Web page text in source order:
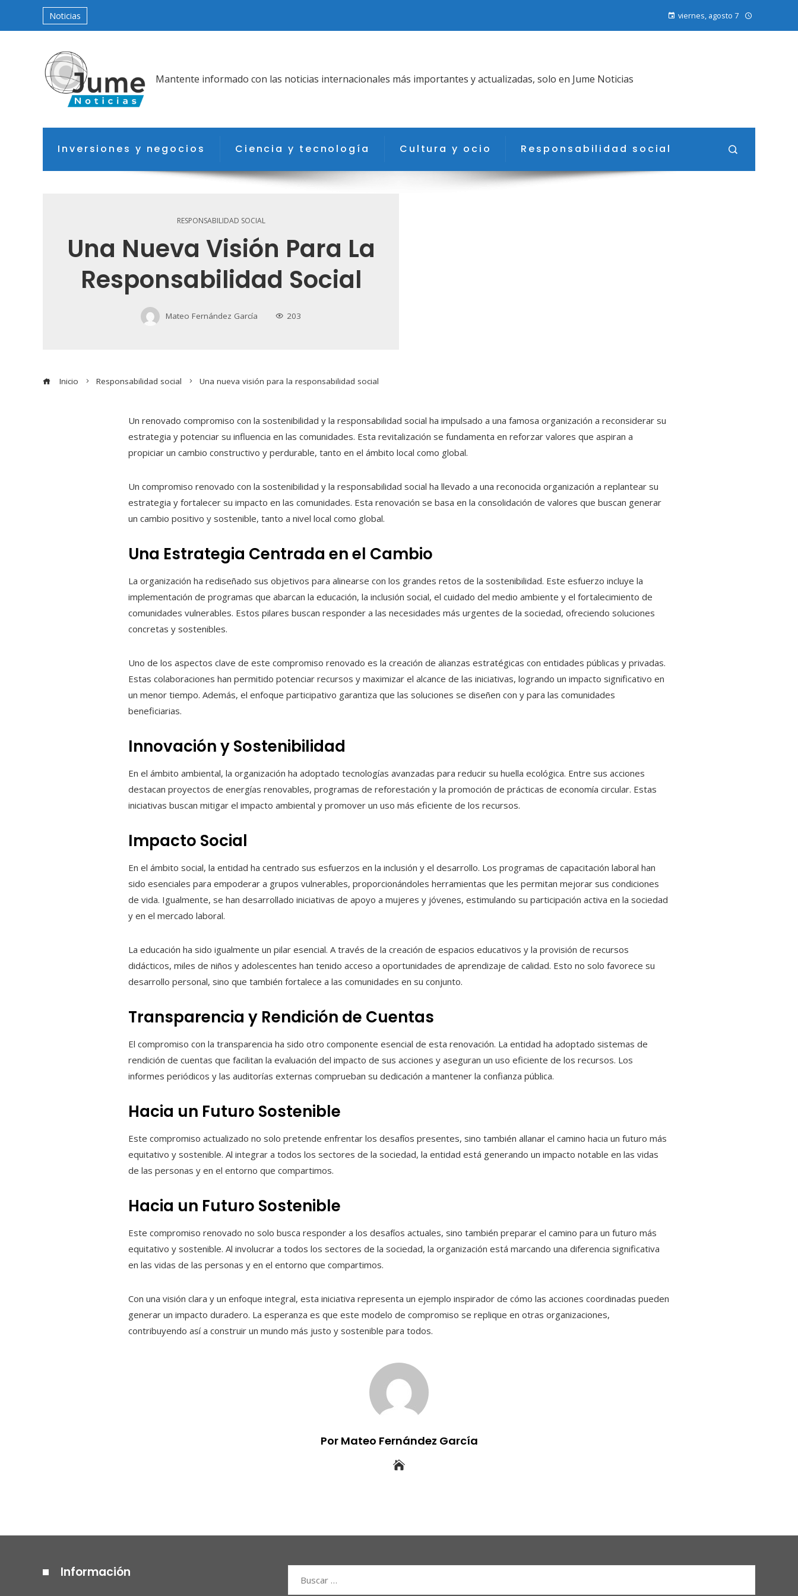
Noticias viernes, agosto 7
Mantente informado con las noticias internacionales más importantes y actualizadas, solo en Jume Noticias
Inversiones y negocios Ciencia y tecnología Cultura y ocio Responsabilidad social
RESPONSABILIDAD SOCIAL
Una Nueva Visión Para La
Responsabilidad Social
Mateo Fernández García 203
Inicio Responsabilidad social Una nueva visión para la responsabilidad social
Un renovado compromiso con la sostenibilidad y la responsabilidad social ha impulsado a una famosa organización a reconsiderar su
estrategia y potenciar su influencia en las comunidades. Esta revitalización se fundamenta en reforzar valores que aspiran a
propiciar un cambio constructivo y perdurable, tanto en el ámbito local como global.
Un compromiso renovado con la sostenibilidad y la responsabilidad social ha llevado a una reconocida organización a replantear su
estrategia y fortalecer su impacto en las comunidades. Esta renovación se basa en la consolidación de valores que buscan generar
un cambio positivo y sostenible, tanto a nivel local como global.
Una Estrategia Centrada en el Cambio
La organización ha rediseñado sus objetivos para alinearse con los grandes retos de la sostenibilidad. Este esfuerzo incluye la
implementación de programas que abarcan la educación, la inclusión social, el cuidado del medio ambiente y el fortalecimiento de
comunidades vulnerables. Estos pilares buscan responder a las necesidades más urgentes de la sociedad, ofreciendo soluciones
concretas y sostenibles.
Uno de los aspectos clave de este compromiso renovado es la creación de alianzas estratégicas con entidades públicas y privadas.
Estas colaboraciones han permitido potenciar recursos y maximizar el alcance de las iniciativas, logrando un impacto significativo en
un menor tiempo. Además, el enfoque participativo garantiza que las soluciones se diseñen con y para las comunidades
beneficiarias.
Innovación y Sostenibilidad
En el ámbito ambiental, la organización ha adoptado tecnologías avanzadas para reducir su huella ecológica. Entre sus acciones
destacan proyectos de energías renovables, programas de reforestación y la promoción de prácticas de economía circular. Estas
iniciativas buscan mitigar el impacto ambiental y promover un uso más eficiente de los recursos.
Impacto Social
En el ámbito social, la entidad ha centrado sus esfuerzos en la inclusión y el desarrollo. Los programas de capacitación laboral han
sido esenciales para empoderar a grupos vulnerables, proporcionándoles herramientas que les permitan mejorar sus condiciones
de vida. Igualmente, se han desarrollado iniciativas de apoyo a mujeres y jóvenes, estimulando su participación activa en la sociedad
y en el mercado laboral.
La educación ha sido igualmente un pilar esencial. A través de la creación de espacios educativos y la provisión de recursos
didácticos, miles de niños y adolescentes han tenido acceso a oportunidades de aprendizaje de calidad. Esto no solo favorece su
desarrollo personal, sino que también fortalece a las comunidades en su conjunto.
Transparencia y Rendición de Cuentas
El compromiso con la transparencia ha sido otro componente esencial de esta renovación. La entidad ha adoptado sistemas de
rendición de cuentas que facilitan la evaluación del impacto de sus acciones y aseguran un uso eficiente de los recursos. Los
informes periódicos y las auditorías externas comprueban su dedicación a mantener la confianza pública.
Hacia un Futuro Sostenible
Este compromiso actualizado no solo pretende enfrentar los desafíos presentes, sino también allanar el camino hacia un futuro más
equitativo y sostenible. Al integrar a todos los sectores de la sociedad, la entidad está generando un impacto notable en las vidas
de las personas y en el entorno que compartimos.
Hacia un Futuro Sostenible
Este compromiso renovado no solo busca responder a los desafíos actuales, sino también preparar el camino para un futuro más
equitativo y sostenible. Al involucrar a todos los sectores de la sociedad, la organización está marcando una diferencia significativa
en las vidas de las personas y en el entorno que compartimos.
Con una visión clara y un enfoque integral, esta iniciativa representa un ejemplo inspirador de cómo las acciones coordinadas pueden
generar un impacto duradero. La esperanza es que este modelo de compromiso se replique en otras organizaciones,
contribuyendo así a construir un mundo más justo y sostenible para todos.
Por Mateo Fernández García
Información